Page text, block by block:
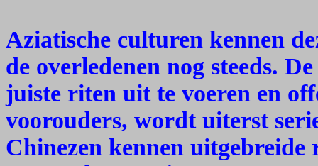
Aziatische culturen kennen
de overledenen nog steeds.
juiste riten uit te voeren en
voorouders, wordt uiterst
Chinezen kennen